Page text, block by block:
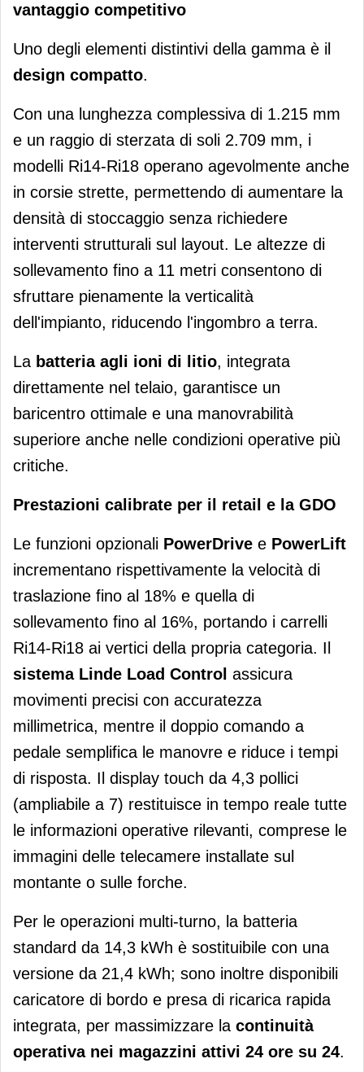
vantaggio competitivo
Uno degli elementi distintivi della gamma è il
design compatto.
Con una lunghezza complessiva di 1.215 mm
e un raggio di sterzata di soli 2.709 mm, i
modelli Ri14-Ri18 operano agevolmente anche
in corsie strette, permettendo di aumentare la
densità di stoccaggio senza richiedere
interventi strutturali sul layout. Le altezze di
sollevamento fino a 11 metri consentono di
sfruttare pienamente la verticalità
dell'impianto, riducendo l'ingombro a terra.
La batteria agli ioni di litio, integrata
direttamente nel telaio, garantisce un
baricentro ottimale e una manovrabilità
superiore anche nelle condizioni operative più
critiche.
Prestazioni calibrate per il retail e la GDO
Le funzioni opzionali PowerDrive e PowerLift
incrementano rispettivamente la velocità di
traslazione fino al 18% e quella di
sollevamento fino al 16%, portando i carrelli
Ri14-Ri18 ai vertici della propria categoria. Il
sistema Linde Load Control assicura
movimenti precisi con accuratezza
millimetrica, mentre il doppio comando a
pedale semplifica le manovre e riduce i tempi
di risposta. Il display touch da 4,3 pollici
(ampliabile a 7) restituisce in tempo reale tutte
le informazioni operative rilevanti, comprese le
immagini delle telecamere installate sul
montante o sulle forche.
Per le operazioni multi-turno, la batteria
standard da 14,3 kWh è sostituibile con una
versione da 21,4 kWh; sono inoltre disponibili
caricatore di bordo e presa di ricarica rapida
integrata, per massimizzare la continuità
operativa nei magazzini attivi 24 ore su 24.